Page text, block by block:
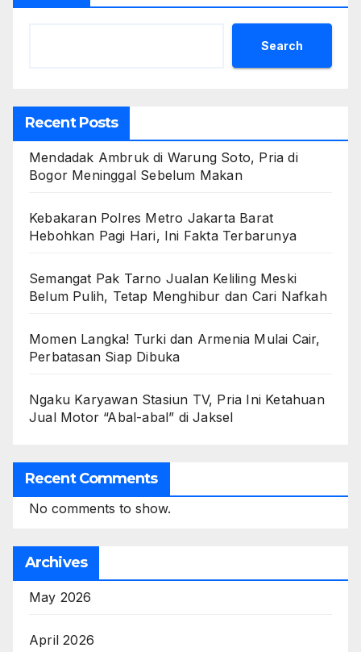
Search
Recent Posts
Mendadak Ambruk di Warung Soto, Pria di
Bogor Meninggal Sebelum Makan
Kebakaran Polres Metro Jakarta Barat
Hebohkan Pagi Hari, Ini Fakta Terbarunya
Semangat Pak Tarno Jualan Keliling Meski
Belum Pulih, Tetap Menghibur dan Cari Nafkah
Momen Langka! Turki dan Armenia Mulai Cair,
Perbatasan Siap Dibuka
Ngaku Karyawan Stasiun TV, Pria Ini Ketahuan
Jual Motor “Abal-abal” di Jaksel
Recent Comments
No comments to show.
Archives
May 2026
April 2026